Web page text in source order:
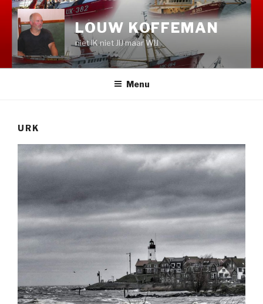
Naar
inhoud
springen
LOUW KOFFEMAN
niet IK niet JIJ maar WIJ
Menu
URK